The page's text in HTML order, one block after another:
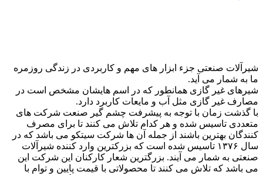
شیرآلات صنعتی جزء ابزار های مهم و کاربردی در زندگی روزمره
ما به شمار می آید.
شیرهای غیر گازی همانطور که در اسم هایشان مشخص است در
مصارف غیر گازی مثل آب و مایعات کاربرد دارد.
با گذشت زمان با توجه به پیشرفت چشم گیر صنعت شرکت های
متعددی تاسیس شده و هر کدام تلاش می کنند تا برای مصرف
کنندگان بهترین باشند از جمله آن ها شرکت سیتکو می باشد که در
سال ۱۳۷۶ تاسیس شده است که بزرکترین وارد کننده شیرآلات
صنعتی به شمار می آیند. بزرگترین شعار کارکنان این شرکت این
می باشد که تلاش می کنند تا محصولاتی با قیمت پایین و توام با